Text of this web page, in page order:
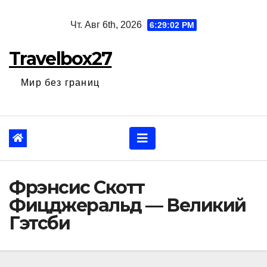
Чт. Авг 6th, 2026 6:29:03 PM
Travelbox27
Мир без границ
Фрэнсис Скотт
Фицджеральд — Великий
Гэтсби